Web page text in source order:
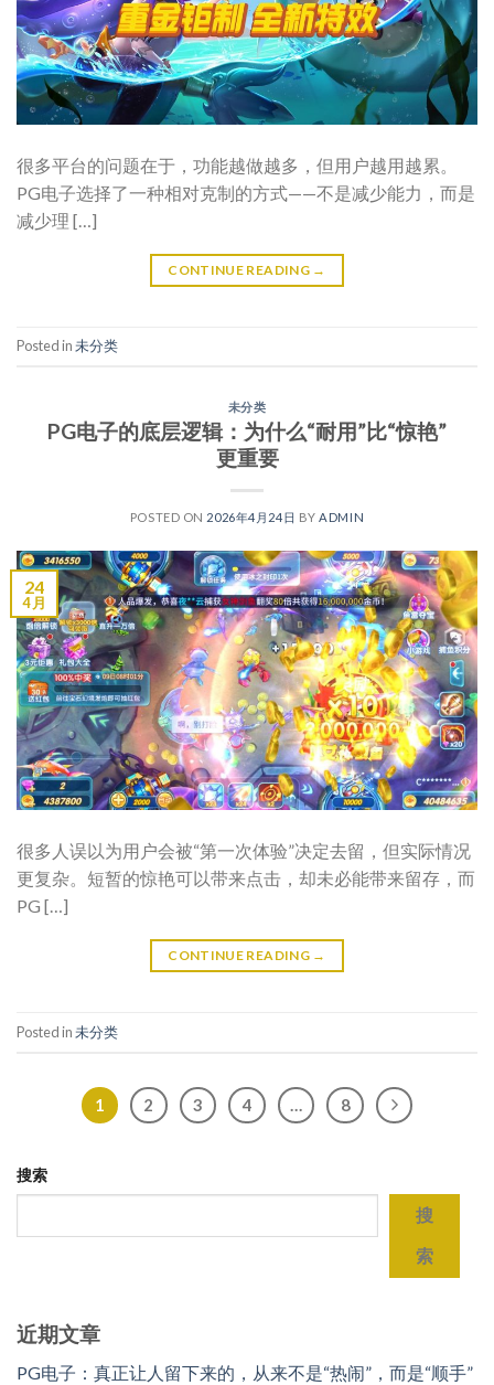
很多平台的问题在于，功能越做越多，但用户越用越累。
PG电子选择了一种相对克制的方式——不是减少能力，而是
减少理 […]
CONTINUE READING →
Posted in未分类
未分类
PG电子的底层逻辑：为什么“耐用”比“惊艳”
更重要
POSTED ON 2026年4月24日 BYADMIN
24
4 月
很多人误以为用户会被“第一次体验”决定去留，但实际情况
更复杂。短暂的惊艳可以带来点击，却未必能带来留存，而
PG […]
CONTINUE READING →
Posted in未分类
1 2 3 4 8
搜索
搜
索
近期文章
PG电子：真正让人留下来的，从来不是“热闹”，而是“顺手”